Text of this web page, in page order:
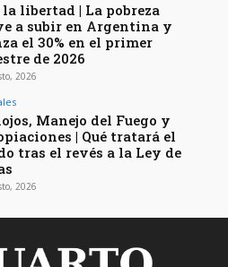
libertad | La pobreza
a subir en Argentina y
el 30% en el primer
de 2026
2026
Manejo del Fuego y
| Qué tratará el
tras el revés a la Ley de
2026